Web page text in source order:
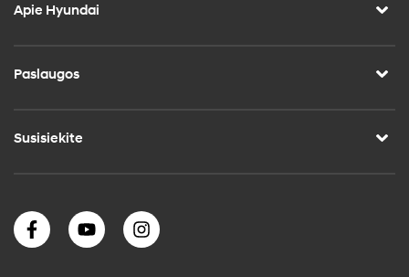
Apie Hyundai
Paslaugos
Susisiekite